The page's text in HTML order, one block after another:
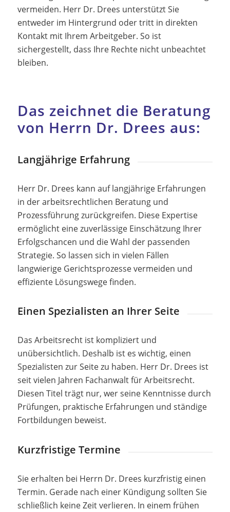
vermeiden. Herr Dr. Drees unterstützt Sie
entweder im Hintergrund oder tritt in direkten
Kontakt mit Ihrem Arbeitgeber. So ist
sichergestellt, dass Ihre Rechte nicht unbeachtet
bleiben.
Das zeichnet die Beratung
von Herrn Dr. Drees aus:
Langjährige Erfahrung
Herr Dr. Drees kann auf langjährige Erfahrungen
in der arbeitsrechtlichen Beratung und
Prozessführung zurückgreifen. Diese Expertise
ermöglicht eine zuverlässige Einschätzung Ihrer
Erfolgschancen und die Wahl der passenden
Strategie. So lassen sich in vielen Fällen
langwierige Gerichtsprozesse vermeiden und
effiziente Lösungswege finden.
Einen Spezialisten an Ihrer Seite
Das Arbeitsrecht ist kompliziert und
unübersichtlich. Deshalb ist es wichtig, einen
Spezialisten zur Seite zu haben. Herr Dr. Drees ist
seit vielen Jahren Fachanwalt für Arbeitsrecht.
Diesen Titel trägt nur, wer seine Kenntnisse durch
Prüfungen, praktische Erfahrungen und ständige
Fortbildungen beweist.
Kurzfristige Termine
Sie erhalten bei Herrn Dr. Drees kurzfristig einen
Termin. Gerade nach einer Kündigung sollten Sie
schließlich keine Zeit verlieren. In einem frühen